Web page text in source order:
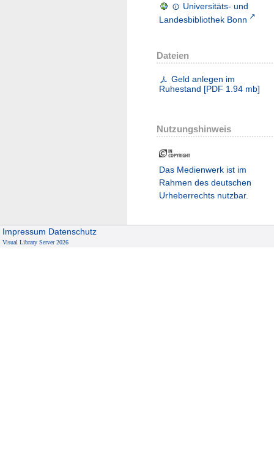
Universitäts- und
Landesbibliothek Bonn
Dateien
Geld anlegen im
Ruhestand [PDF 1.94 mb]
Nutzungshinweis
Das Medienwerk ist im
Rahmen des deutschen
Urheberrechts nutzbar.
Impressum Datenschutz
Visual Library Server 2026